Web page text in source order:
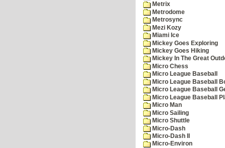
Metrix
Metrodome
Metrosync
Mezi Kozy
Miami Ice
Mickey Goes Exploring
Mickey Goes Hiking
Mickey In The Great
Micro Chess
Micro League Baseball
Micro League Baseball
Micro League Baseball
Micro League Baseball
Micro Man
Micro Sailing
Micro Shuttle
Micro-Dash
Micro-Dash II
Micro-Environ